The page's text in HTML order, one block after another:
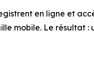
en ligne et
mobile. Le résultat